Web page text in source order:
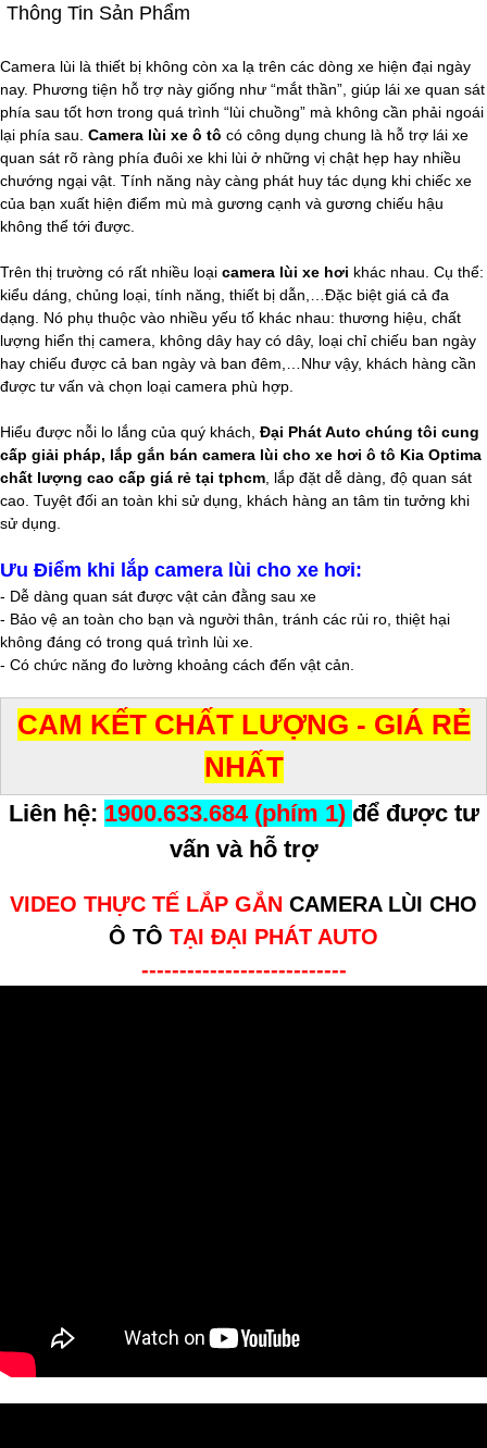
Thông Tin Sản Phẩm
Camera lùi là thiết bị không còn xa lạ trên các dòng xe hiện đại ngày
nay. Phương tiện hỗ trợ này giống như “mắt thần”, giúp lái xe quan sát
phía sau tốt hơn trong quá trình “lùi chuồng” mà không cần phải ngoái
lại phía sau. Camera lùi xe ô tô có công dụng chung là hỗ trợ lái xe
quan sát rõ ràng phía đuôi xe khi lùi ở những vị chật hẹp hay nhiều
chướng ngại vật. Tính năng này càng phát huy tác dụng khi chiếc xe
của bạn xuất hiện điểm mù mà gương cạnh và gương chiếu hậu
không thể tới được.
Trên thị trường có rất nhiều loại camera lùi xe hơi khác nhau. Cụ thể:
kiểu dáng, chủng loại, tính năng, thiết bị dẫn,…Đặc biệt giá cả đa
dạng. Nó phụ thuộc vào nhiều yếu tố khác nhau: thương hiệu, chất
lượng hiển thị camera, không dây hay có dây, loại chỉ chiếu ban ngày
hay chiếu được cả ban ngày và ban đêm,…Như vậy, khách hàng cần
được tư vấn và chọn loại camera phù hợp.
Hiểu được nỗi lo lắng của quý khách, Đại Phát Auto chúng tôi cung
cấp giải pháp, lắp gắn bán camera lùi cho xe hơi ô tô Kia Optima
chất lượng cao cấp giá rẻ tại tphcm lắp đặt dễ dàng, độ quan sát
cao. Tuyệt đối an toàn khi sử dụng, khách hàng an tâm tin tưởng khi
sử dụng.
Ưu Điểm khi lắp camera lùi cho xe hơi:
- Dễ dàng quan sát được vật cản đằng sau xe
- Bảo vệ an toàn cho bạn và người thân, tránh các rủi ro, thiệt hại
không đáng có trong quá trình lùi xe.
- Có chức năng đo lường khoảng cách đến vật cản.
CAM KẾT CHẤT LƯỢNG - GIÁ RẺ
NHẤT
Liên hệ: 1900.633.684 (phím 1) để được tư
vấn và hỗ trợ
VIDEO THỰC TẾ LẮP GẮN CAMERA LÙI CHO
Ô TÔ TẠI ĐẠI PHÁT AUTO
---------------------------